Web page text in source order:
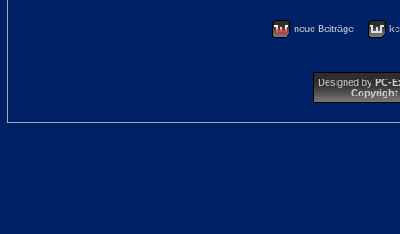
neue Beiträge
Designed by PC-
Copyright